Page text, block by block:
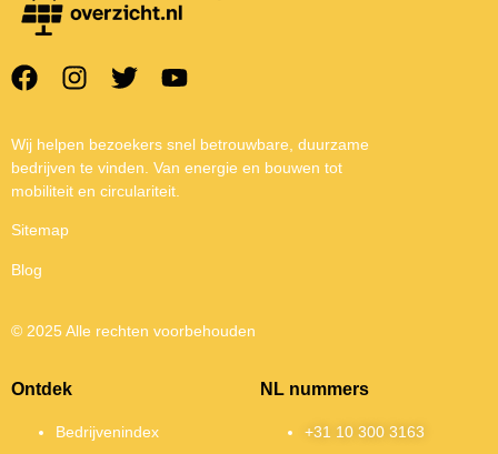
Wij helpen bezoekers snel betrouwbare, duurzame
bedrijven te vinden. Van energie en bouwen tot
mobiliteit en circulariteit.
Sitemap
Blog
© 2025 Alle rechten voorbehouden
Ontdek
Bedrijvenindex
NL nummers
+31 10 300 3163